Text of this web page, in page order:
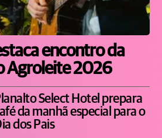
encontro da
Agroleite 2026
Select Hotel prepara
da manhã especial para o
dos Pais